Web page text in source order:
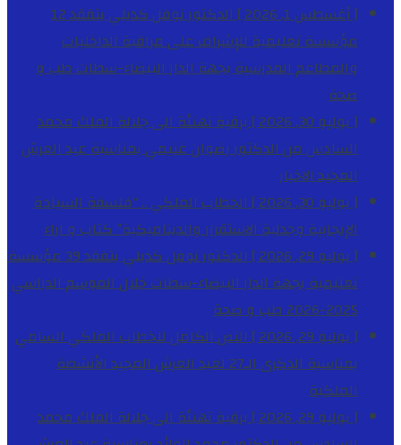
[ أغسطس 1, 2026 ]
الدكتور نوفل كديلي يتفقد 12
مؤسسة تعليمية للإشراف على مراقبة الداخليات
والمطاعم المدرسية بجهة الدار البيضاء-سطاتطب و
صحة
[ يوليو 30, 2026 ]
برقية تهنئة الى جلالة الملك محمد
السادس من الدكتور رضوان غنيمي بمناسبة عيد العرش
المجيدالاخبار
[ يوليو 30, 2026 ]
الخطاب الملكي .. “فلسفة السيادة
الإيجابية وجدلية الاستقرار والديناميكية”كتاب و اراء
[ يوليو 29, 2026 ]
الدكتور نوفل كديلي يتفقد 39 مؤسسة
تعليمية بجهة الدار البيضاء-سطات خلال الموسم الدراسي
2025-2026
طب و صحة
[ يوليو 29, 2026 ]
النص الكامل للخطاب الملكي السامي
بمناسبة الذكرى الـ27 لعيد العرش المجيد
الأنشطة
الملكية
[ يوليو 29, 2026 ]
برقية تهنئة الى جلالة الملك محمد